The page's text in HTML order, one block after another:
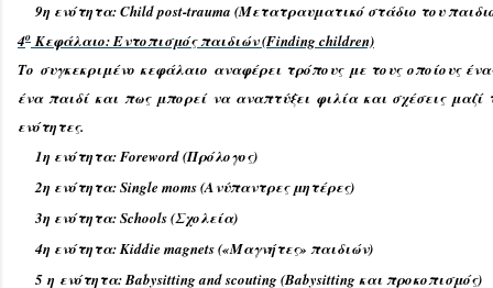
9η ενότητα: Child post-trauma (Μετατραυματικό στάδιο του
4ο Κεφάλαιο: Εντοπισμός παιδιών (Finding children)
Το συγκεκριμένο κεφάλαιο αναφέρει τρόπους με τους οποίους
ένα παιδί και πως μπορεί να αναπτύξει φιλία και σχέσεις
ενότητες.
1η ενότητα: Foreword (Πρόλογος)
2η ενότητα: Single moms (Ανύπαντρες μητέρες)
3η ενότητα: Schools (Σχολεία)
4η ενότητα: Kiddie magnets («Μαγνήτες» παιδιών)
5 η ενότητα: Babysitting and scouting (Babysitting και προκοπισμός)